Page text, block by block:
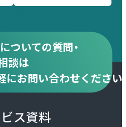
についての質問・
談は
にお問い合わせください
ス資料